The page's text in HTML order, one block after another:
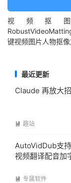
视频抠
键视频图片人物抠
最近更新
Claude 再放大
 趣站
AutoVidDub支
视频翻译配音加
 专属软件